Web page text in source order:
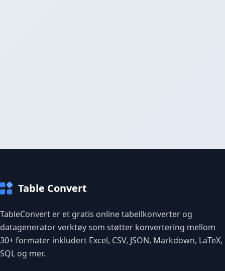
Table Convert
TableConvert er et gratis online tabellkonverter og
datagenerator verktøy som støtter konvertering mellom
30+ formater inkludert Excel, CSV, JSON, Markdown, LaTeX,
SQL og mer.